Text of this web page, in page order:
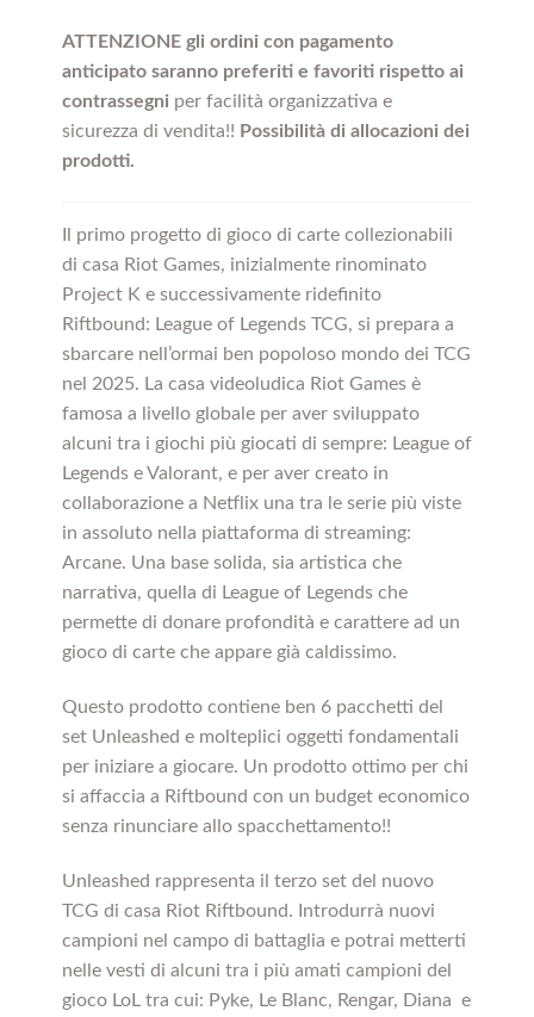
ATTENZIONE gli ordini con pagamento
anticipato saranno preferiti e favoriti rispetto ai
contrassegni per facilità organizzativa e
sicurezza di vendita!! Possibilità di allocazioni dei
prodotti.
Il primo progetto di gioco di carte collezionabili
di casa Riot Games, inizialmente rinominato
Project K e successivamente ridefinito
Riftbound: League of Legends TCG, si prepara a
sbarcare nell’ormai ben popoloso mondo dei TCG
nel 2025. La casa videoludica Riot Games è
famosa a livello globale per aver sviluppato
alcuni tra i giochi più giocati di sempre: League of
Legends e Valorant, e per aver creato in
collaborazione a Netflix una tra le serie più viste
in assoluto nella piattaforma di streaming:
Arcane. Una base solida, sia artistica che
narrativa, quella di League of Legends che
permette di donare profondità e carattere ad un
gioco di carte che appare già caldissimo.
Questo prodotto contiene ben 6 pacchetti del
set Unleashed e molteplici oggetti fondamentali
per iniziare a giocare. Un prodotto ottimo per chi
si affaccia a Riftbound con un budget economico
senza rinunciare allo spacchettamento!!
Unleashed rappresenta il terzo set del nuovo
TCG di casa Riot Riftbound. Introdurrà nuovi
campioni nel campo di battaglia e potrai metterti
nelle vesti di alcuni tra i più amati campioni del
gioco LoL tra cui: Pyke, Le Blanc, Rengar, Diana e